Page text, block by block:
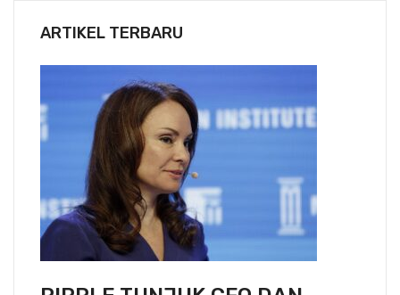
ARTIKEL TERBARU